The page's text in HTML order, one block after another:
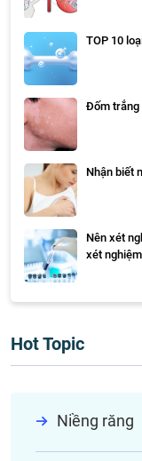
TOP 10
Đốm trắng
Nhận biết
Nên xét
xét
Hot Topic
Niềng răng